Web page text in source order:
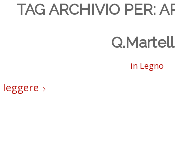
TAG ARCHIVIO PER:
in Legno